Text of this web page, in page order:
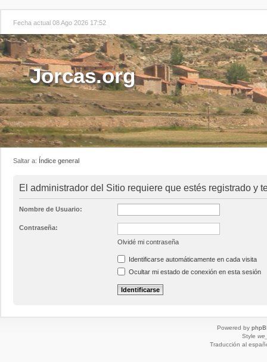
Fecha actual 08 Ago 2026 17:52
Jorcas.org
Saltar a: Índice general
El administrador del Sitio requiere que estés registrado y
Nombre de Usuario:
Contraseña:
Olvidé mi contraseña
Identificarse automáticamente en cada visita
Ocultar mi estado de conexión en esta sesión
Powered by
Style
Traducción al